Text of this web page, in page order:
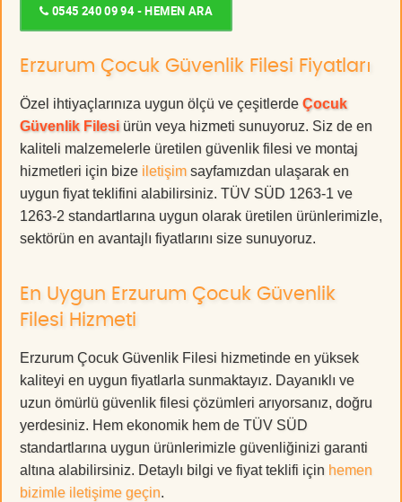
0545 240 09 94 - HEMEN ARA
Erzurum Çocuk Güvenlik Filesi Fiyatları
Özel ihtiyaçlarınıza uygun ölçü ve çeşitlerde Çocuk
Güvenlik Filesi ürün veya hizmeti sunuyoruz. Siz de en
kaliteli malzemelerle üretilen güvenlik filesi ve montaj
hizmetleri için bize iletişim sayfamızdan ulaşarak en
uygun fiyat teklifini alabilirsiniz. TÜV SÜD 1263-1 ve
1263-2 standartlarına uygun olarak üretilen ürünlerimizle,
sektörün en avantajlı fiyatlarını size sunuyoruz.
En Uygun Erzurum Çocuk Güvenlik
Filesi Hizmeti
Erzurum Çocuk Güvenlik Filesi hizmetinde en yüksek
kaliteyi en uygun fiyatlarla sunmaktayız. Dayanıklı ve
uzun ömürlü güvenlik filesi çözümleri arıyorsanız, doğru
yerdesiniz. Hem ekonomik hem de TÜV SÜD
standartlarına uygun ürünlerimizle güvenliğinizi garanti
altına alabilirsiniz. Detaylı bilgi ve fiyat teklifi için hemen
bizimle iletişime geçin.